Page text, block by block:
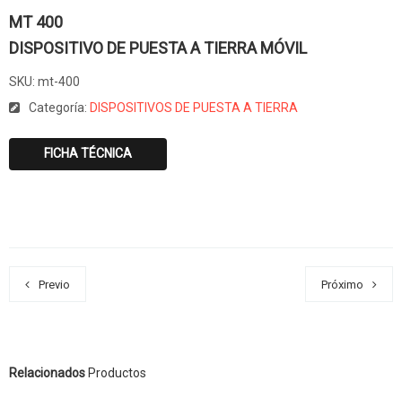
MT 400
DISPOSITIVO DE PUESTA A TIERRA MÓVIL
SKU: mt-400
Categoría: DISPOSITIVOS DE PUESTA A TIERRA
FICHA TÉCNICA
Previo Próximo
Relacionados Productos